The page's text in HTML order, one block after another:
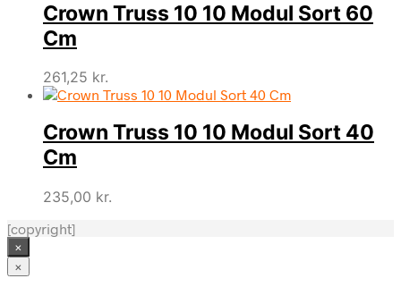
Crown Truss 10 10 Modul Sort 60
Cm
261,25 kr.
Crown Truss 10 10 Modul Sort 40
Cm
235,00 kr.
[copyright]
×
×